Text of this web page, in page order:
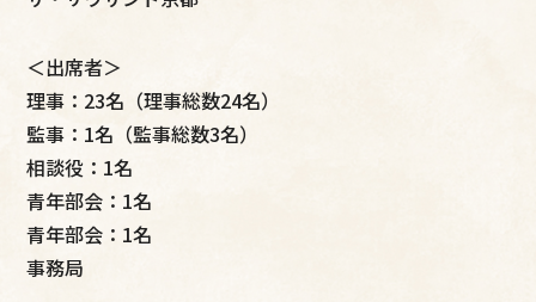
＜出席者＞
理事：23名（理事総数24名）
監事：1名（監事総数3名）
相談役：1名
青年部会：1名
青年部会：1名
事務局